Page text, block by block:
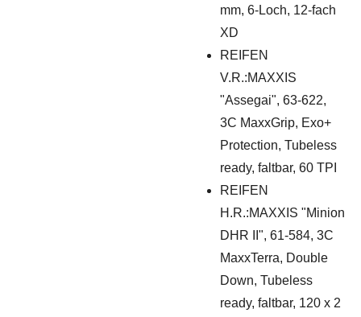
mm, 6-Loch, 12-fach
XD
REIFEN
V.R.:MAXXIS
"Assegai", 63-622,
3C MaxxGrip, Exo+
Protection, Tubeless
ready, faltbar, 60 TPI
REIFEN
H.R.:MAXXIS "Minion
DHR II", 61-584, 3C
MaxxTerra, Double
Down, Tubeless
ready, faltbar, 120 x 2